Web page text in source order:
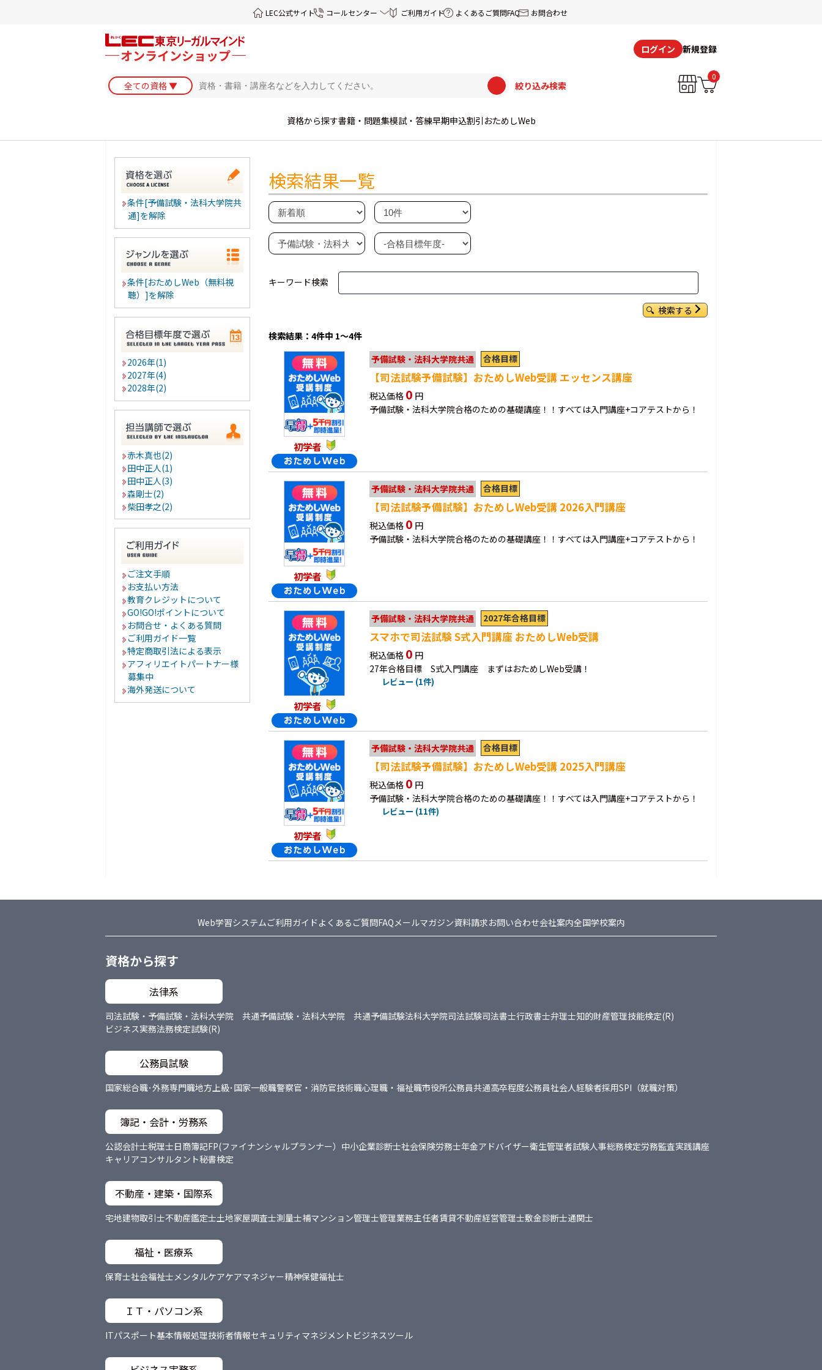
LEC公式サイト コールセンター ご利用ガイド よくあるご質問FAQ お問合わせ
ログイン 新規登録
絞り込み検索
0
資格から探す書籍・問題集模試・答練早期申込割引 おためしWeb
条件[予備試験・法科大学院共
通]を解除
条件[おためしWeb（無料視
聴）]を解除
2026年(1)
2027年(4)
2028年(2)
赤木真也(2)
田中正人(1)
田中正人(3)
森剛士(2)
柴田孝之(2)
ご注文手順
お支払い方法
教育クレジットについて
GO!GO!ポイントについて
お問合せ・よくある質問
ご利用ガイド一覧
特定商取引法による表示
アフィリエイトパートナー様
募集中
海外発送について
検索結果一覧
キーワード検索
検索する
検索結果：4件中 1～4件
初学者
予備試験・法科大学院共通 合格目標
【司法試験予備試験】おためしWeb受講 エッセンス講座
税込価格 0 円
予備試験・法科大学院合格のための基礎講座！！すべては入門講座+コアテストから！
初学者
予備試験・法科大学院共通 合格目標
【司法試験予備試験】おためしWeb受講 2026入門講座
税込価格 0 円
予備試験・法科大学院合格のための基礎講座！！すべては入門講座+コアテストから！
初学者
予備試験・法科大学院共通 2027年合格目標
スマホで司法試験 S式入門講座 おためしWeb受講
税込価格 0 円
27年合格目標 S式入門講座 まずはおためしWeb受講！
レビュー (1件)
初学者
予備試験・法科大学院共通 合格目標
【司法試験予備試験】おためしWeb受講 2025入門講座
税込価格 0 円
予備試験・法科大学院合格のための基礎講座！！すべては入門講座+コアテストから！
レビュー (11件)
Web学習システムご利用ガイド よくあるご質問FAQメールマガジン資料請求お問い合わせ会社案内全国学校案内
資格から探す
法律系
司法試験・予備試験・法科大学院 共通予備試験・法科大学院 共通予備試験法科大学院司法試験司法書士行政書士弁理士知的財産管理技能検定(R)
ビジネス実務法務検定試験(R)
公務員試験
国家総合職･外務専門職地方上級･国家一般職警察官・消防官技術職心理職・福祉職市役所公務員共通高卒程度公務員社会人経験者採用SPI（就職対策）
簿記・会計・労務系
公認会計士税理士日商簿記FP(ファイナンシャルプランナー） 中小企業診断士社会保険労務士年金アドバイザー衛生管理者試験人事総務検定労務監査実践講座
キャリアコンサルタント秘書検定
不動産・建築・国際系
宅地建物取引士不動産鑑定士土地家屋調査士測量士補マンション管理士管理業務主任者賃貸不動産経営管理士敷金診断士通関士
福祉・医療系
保育士社会福祉士メンタルケアケアマネジャー精神保健福祉士
ＩＴ・パソコン系
ITパスポート基本情報処理技術者情報セキュリティマネジメント ビジネスツール